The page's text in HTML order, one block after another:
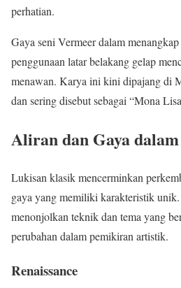
perhatian.
Gaya seni Vermeer dalam
penggunaan latar belakang gelap
menawan. Karya ini kini dipajang di
dan sering disebut sebagai “Mona
Aliran dan Gaya
Lukisan klasik mencerminkan
gaya yang memiliki karakteristik
menonjolkan teknik dan tema yang
perubahan dalam pemikiran artistik.
Renaissance